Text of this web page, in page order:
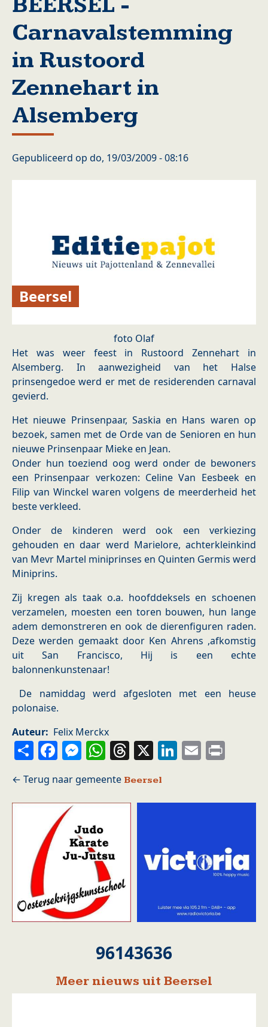
Carnavalstemming
in Rustoord
Zennehart in
Alsemberg
Gepubliceerd op do, 19/03/2009 - 08:16
Beersel
foto Olaf
Het was weer feest in Rustoord Zennehart in
Alsemberg. In aanwezigheid van het Halse
prinsengedoe werd er met de residerenden carnaval
gevierd.
Het nieuwe Prinsenpaar, Saskia en Hans waren op
bezoek, samen met de Orde van de Senioren en hun
nieuwe Prinsenpaar Mieke en Jean.
Onder hun toeziend oog werd onder de bewoners
een Prinsenpaar verkozen: Celine Van Eesbeek en
Filip van Winckel waren volgens de meerderheid het
beste verkleed.
Onder de kinderen werd ook een verkiezing
gehouden en daar werd Marielore, achterkleinkind
van Mevr Martel miniprinses en Quinten Germis werd
Miniprins.
Zij kregen als taak o.a. hoofddeksels en schoenen
verzamelen, moesten een toren bouwen, hun lange
adem demonstreren en ook de dierenfiguren raden.
Deze werden gemaakt door Ken Ahrens ,afkomstig
uit San Francisco, Hij is een echte
balonnenkunstenaar!
De namiddag werd afgesloten met een heuse
polonaise.
Auteur
Felix Merckx
ShareFacebook
Messenger
WhatsApp
Threads
X LinkedIn
Email
Beersel
96143636
Meer nieuws uit Beersel